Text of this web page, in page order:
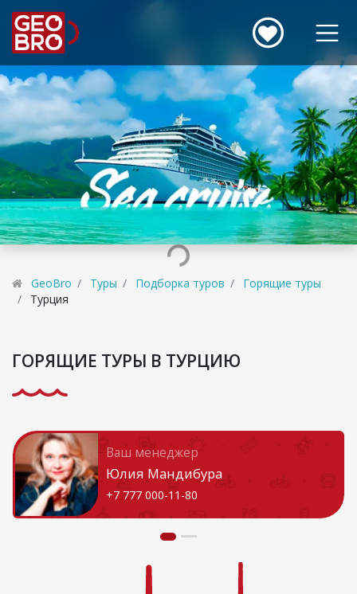
GeoBro Туры Подборка туров
Горящие туры
Турция
ГОРЯЩИЕ ТУРЫ В ТУРЦИЮ
Ваш менеджер
Юлия Мандибура
+7 777 000-11-80